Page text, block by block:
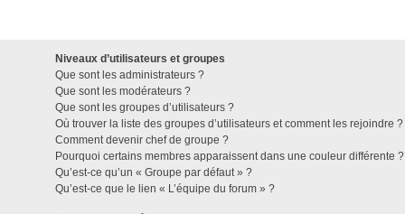
Niveaux d’utilisateurs et groupes
Que sont les administrateurs ?
Que sont les modérateurs ?
Que sont les groupes d’utilisateurs ?
Où trouver la liste des groupes d’utilisateurs et comment les rejoindre ?
Comment devenir chef de groupe ?
Pourquoi certains membres apparaissent dans une couleur différente ?
Qu’est-ce qu’un « Groupe par défaut » ?
Qu’est-ce que le lien « L’équipe du forum » ?